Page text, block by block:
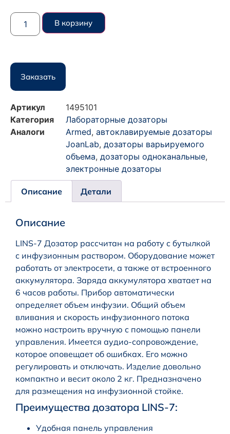
В корзину
Заказать
Артикул
1495101
Категория
Лабораторные дозаторы
Аналоги
Armed, автоклавируемые дозаторы
JoanLab, дозаторы варьируемого
объема, дозаторы одноканальные,
электронные дозаторы
Описание Детали
Описание
LINS-7 Дозатор рассчитан на работу с бутылкой
с инфузионным раствором. Оборудование может
работать от электросети, а также от встроенного
аккумулятора. Заряда аккумулятора хватает на
6 часов работы. Прибор автоматически
определяет объем инфузии. Общий объем
вливания и скорость инфузионного потока
можно настроить вручную с помощью панели
управления. Имеется аудио-сопровождение,
которое оповещает об ошибках. Его можно
регулировать и отключать. Изделие довольно
компактно и весит около 2 кг. Предназначено
для размещения на инфузионной стойке.
Преимущества дозатора LINS-7:
Удобная панель управления